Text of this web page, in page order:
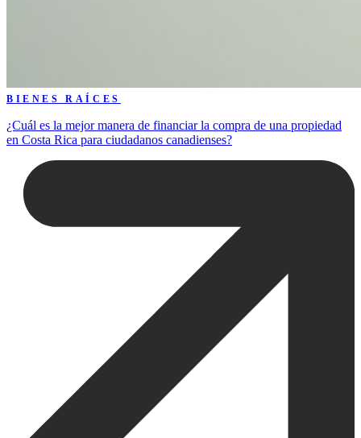
BIENES RAÍCES
¿Cuál es la mejor manera de financiar la compra de una propiedad
en Costa Rica para ciudadanos canadienses?